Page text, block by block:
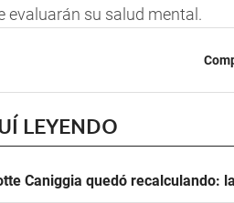
evaluarán su salud mental.
LEYENDO
Caniggia quedó recalculando: